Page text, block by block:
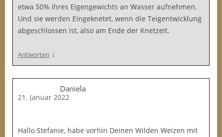
etwa 50% ihres Eigengewichts an Wasser aufnehmen.
Und sie werden Eingeknetet, wenn die Teigentwicklung
abgeschlossen ist, also am Ende der Knetzeit.
Antworten ↓
Daniela
21. Januar 2022
Hallo Stefanie, habe vorhin Deinen Wilden Weizen mit